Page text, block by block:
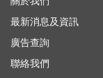
最新消息及資訊
廣告查詢
聯絡我們